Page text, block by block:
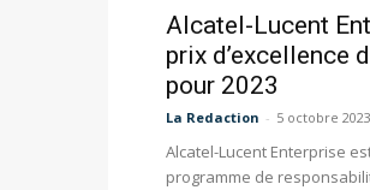
Alcatel-Lucent
prix d’excellence
pour 2023
La Redaction - 5 octobre 2023
Alcatel-Lucent Enterprise
programme de